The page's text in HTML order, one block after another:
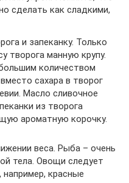
сделать как сладкими,
и запеканку. Только
творога манную крупу.
количеством
сахара в творог
Масло сливочное
из творога
ароматную корочку.
веса. Рыба – очень
тела. Овощи следует
красные